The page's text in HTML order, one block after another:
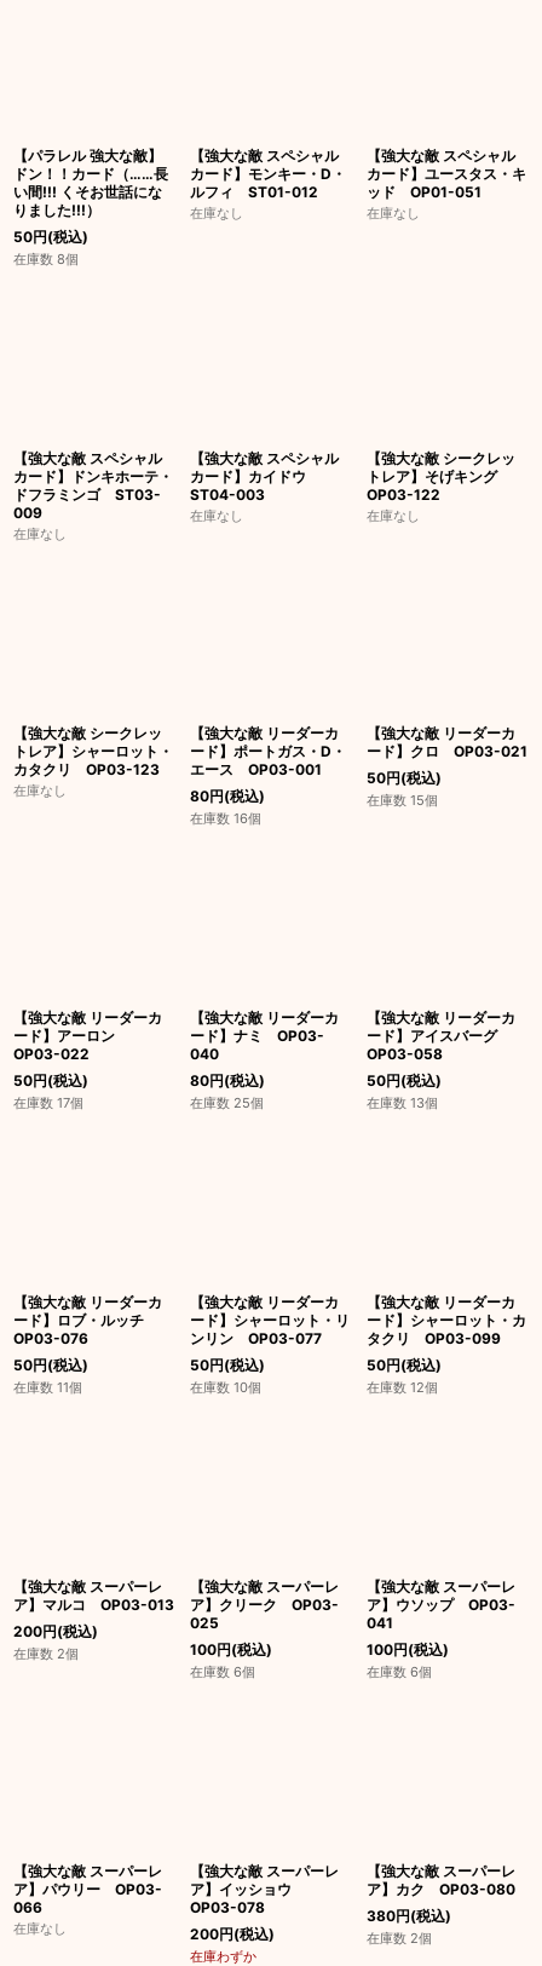
【パラレル 強大な敵】
ドン！！カード（……長
い間!!! くそお世話にな
りました!!!）
50円(税込)
在庫数 8個
【強大な敵 スペシャル
カード】モンキー・D・
ルフィ ST01-012
在庫なし
【強大な敵 スペシャル
カード】ユースタス・キ
ッド OP01-051
在庫なし
【強大な敵 スペシャル
カード】ドンキホーテ・
ドフラミンゴ ST03-
009
在庫なし
【強大な敵 スペシャル
カード】カイドウ
ST04-003
在庫なし
【強大な敵 シークレッ
トレア】そげキング
OP03-122
在庫なし
【強大な敵 シークレッ
トレア】シャーロット・
カタクリ OP03-123
在庫なし
【強大な敵 リーダーカ
ード】ポートガス・D・
エース OP03-001
80円(税込)
在庫数 16個
【強大な敵 リーダーカ
ード】クロ OP03-021
50円(税込)
在庫数 15個
【強大な敵 リーダーカ
ード】アーロン
OP03-022
50円(税込)
在庫数 17個
【強大な敵 リーダーカ
ード】ナミ OP03-
040
80円(税込)
在庫数 25個
【強大な敵 リーダーカ
ード】アイスバーグ
OP03-058
50円(税込)
在庫数 13個
【強大な敵 リーダーカ
ード】ロブ・ルッチ
OP03-076
50円(税込)
在庫数 11個
【強大な敵 リーダーカ
ード】シャーロット・リ
ンリン OP03-077
50円(税込)
在庫数 10個
【強大な敵 リーダーカ
ード】シャーロット・カ
タクリ OP03-099
50円(税込)
在庫数 12個
【強大な敵 スーパーレ
ア】マルコ OP03-013
200円(税込)
在庫数 2個
【強大な敵 スーパーレ
ア】クリーク OP03-
025
100円(税込)
在庫数 6個
【強大な敵 スーパーレ
ア】ウソップ OP03-
041
100円(税込)
在庫数 6個
【強大な敵 スーパーレ
ア】パウリー OP03-
066
在庫なし
【強大な敵 スーパーレ
ア】イッショウ
OP03-078
200円(税込)
在庫わずか
【強大な敵 スーパーレ
ア】カク OP03-080
380円(税込)
在庫数 2個